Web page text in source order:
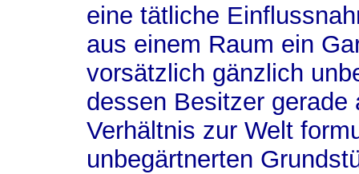
eine tätliche
aus einem Raum ein
vorsätzlich gänzlich
dessen Besitzer
Verhältnis zur Welt
unbegärtnerten